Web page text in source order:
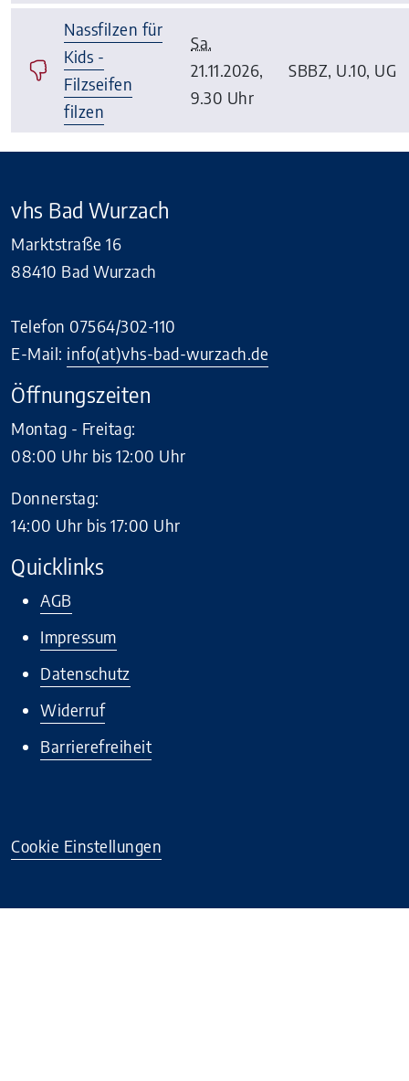
Nassfilzen für
Kids -
Filzseifen
filzen
Sa.
21.11.2026,
9.30 Uhr
SBBZ, U.10, UG
vhs Bad Wurzach
Marktstraße 16
88410 Bad Wurzach
Telefon 07564/302-110
E-Mail: info(at)vhs-bad-wurzach.de
Öffnungszeiten
Montag - Freitag:
08:00 Uhr bis 12:00 Uhr
Donnerstag:
14:00 Uhr bis 17:00 Uhr
Quicklinks
AGB
Impressum
Datenschutz
Widerruf
Barrierefreiheit
Cookie Einstellungen